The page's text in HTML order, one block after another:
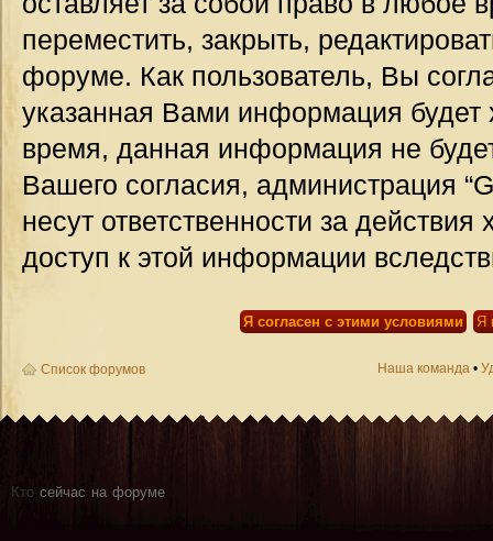
переместить, закрыть,
форуме. Как пользователь, Вы
указанная Вами информация будет
время, данная информация не
Вашего согласия, администрация
несут ответственности за
доступ к этой информации
Список форумов Наша команда •
Кто сейчас на форуме